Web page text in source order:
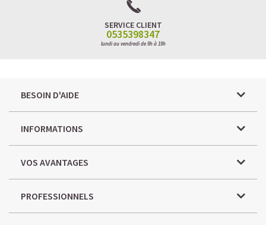
SERVICE CLIENT
0535398347
lundi au vendredi de 9h à 19h
BESOIN D'AIDE
INFORMATIONS
VOS AVANTAGES
PROFESSIONNELS